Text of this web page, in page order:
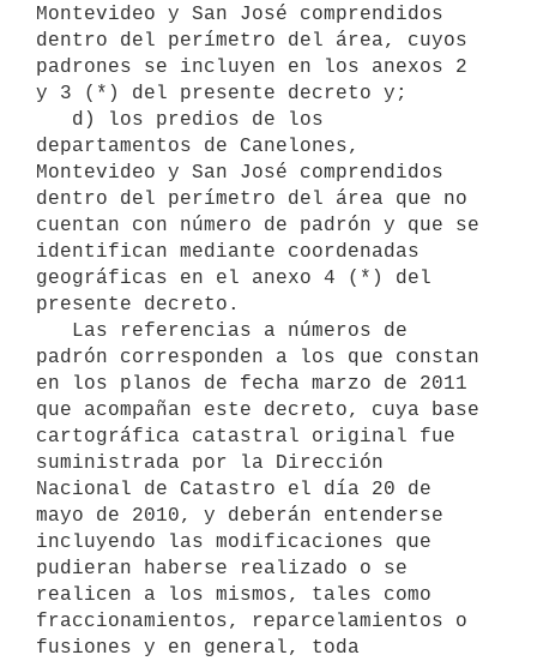
Montevideo y San José comprendidos
dentro del perímetro del área, cuyos
padrones se incluyen en los anexos 2
y 3 (*) del presente decreto y;
departamentos de Canelones,
Montevideo y San José comprendidos
dentro del perímetro del área que no
cuentan con número de padrón y que se
identifican mediante coordenadas
geográficas en el anexo 4 (*) del
presente decreto.
padrón corresponden a los que constan
en los planos de fecha marzo de 2011
que acompañan este decreto, cuya base
cartográfica catastral original fue
suministrada por la Dirección
Nacional de Catastro el día 20 de
mayo de 2010, y deberán entenderse
incluyendo las modificaciones que
pudieran haberse realizado o se
realicen a los mismos, tales como
fraccionamientos, reparcelamientos o
fusiones y en general, toda